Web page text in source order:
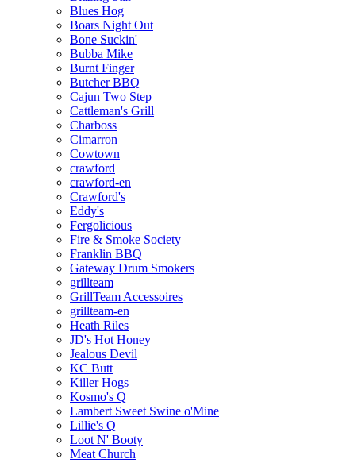
Blues Hog
Boars Night Out
Bone Suckin'
Bubba Mike
Burnt Finger
Butcher BBQ
Cajun Two Step
Cattleman's Grill
Charboss
Cimarron
Cowtown
crawford
crawford-en
Crawford's
Eddy's
Fergolicious
Fire & Smoke Society
Franklin BBQ
Gateway Drum Smokers
grillteam
GrillTeam Accessoires
grillteam-en
Heath Riles
JD's Hot Honey
Jealous Devil
KC Butt
Killer Hogs
Kosmo's Q
Lambert Sweet Swine o'Mine
Lillie's Q
Loot N' Booty
Meat Church